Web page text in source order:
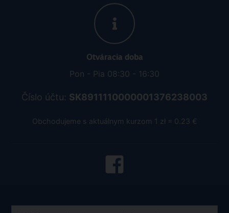
Otváracia doba
Pon - Pia 08:30 - 16:30
Číslo účtu: SK8911110000001376238003
Obchodujeme s aktuálnym kurzom 1 zł = 0.23 €